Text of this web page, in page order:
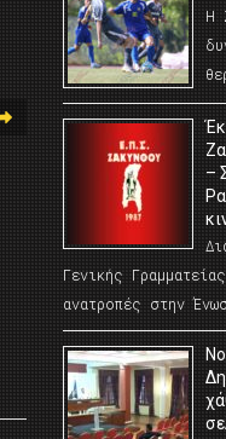
Η
–
Γενικής
ανατροπές στην